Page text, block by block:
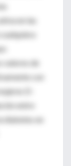
en las
valores de
con
D-
entre
diabetes en